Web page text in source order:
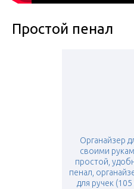
Простой пенал
Органайзер
своими
простой,
пенал,
для ручек